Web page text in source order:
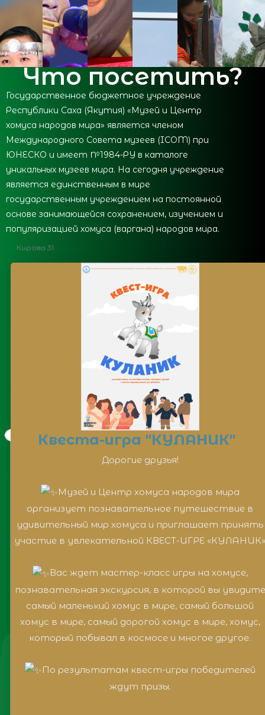
Что посетить?
Государственное бюджетное учреждение
Республики Саха (Якутия) «Музей и Центр
хомуса народов мира» является членом
Международного Совета музеев (ICOM) при
ЮНЕСКО и имеет №1984-РУ в каталоге
уникальных музеев мира. На сегодня учреждение
является единственным в мире
государственным учреждением на постоянной
основе занимающейся сохранением, изучением и
популяризацией хомуса (варгана) народов мира.
Кирова 31
Квеста-игра "КУЛАНИК"
Дорогие друзья!
Музей и Центр хомуса народов мира
организует познавательное путешествие в
удивительный мир хомуса и приглашает принять
участие в увлекательной КВЕСТ-ИГРЕ «КУЛАНИК»
Вас ждет мастер-класс игры на хомусе,
познавательная экскурсия, в которой вы увидите
самый маленький хомус в мире, самый большой
хомус в мире, самый дорогой хомус в мире, хомус,
который побывал в космосе и многое другое.
По результатам квест-игры победителей
ждут призы.